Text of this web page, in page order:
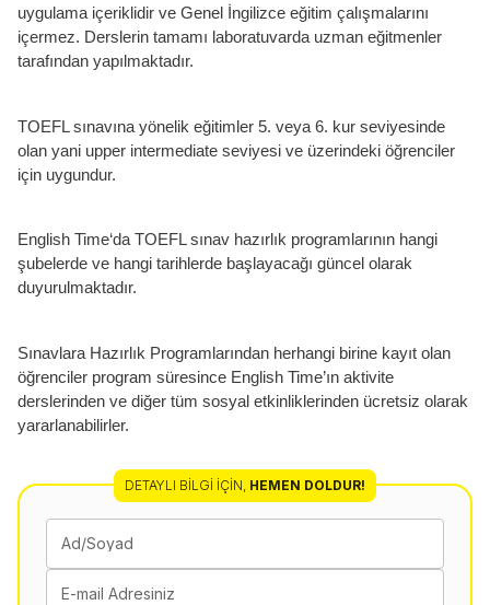
uygulama içeriklidir ve Genel İngilizce eğitim çalışmalarını
içermez. Derslerin tamamı laboratuvarda uzman eğitmenler
tarafından yapılmaktadır.
TOEFL sınavına yönelik eğitimler 5. veya 6. kur seviyesinde
olan yani upper intermediate seviyesi ve üzerindeki öğrenciler
için uygundur.
English Time‘da TOEFL sınav hazırlık programlarının hangi
şubelerde ve hangi tarihlerde başlayacağı güncel olarak
duyurulmaktadır.
Sınavlara Hazırlık Programlarından herhangi birine kayıt olan
öğrenciler program süresince English Time’ın aktivite
derslerinden ve diğer tüm sosyal etkinliklerinden ücretsiz olarak
yararlanabilirler.
DETAYLI BILGI İÇIN, HEMEN DOLDUR!
Ad/Soyad
E-mail Adresiniz